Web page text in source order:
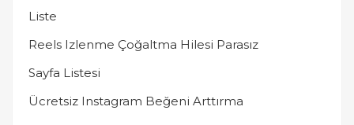
Liste
Reels Izlenme Çoğaltma Hilesi Parasız
Sayfa Listesi
Ücretsiz Instagram Beğeni Arttırma